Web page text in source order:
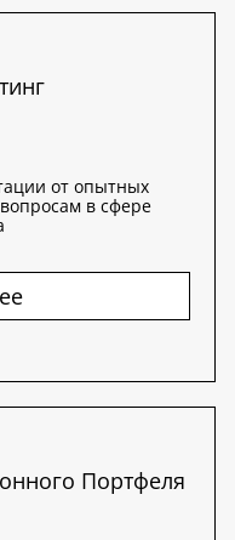
от опытных
в сфере
Портфеля